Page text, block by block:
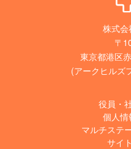
株式会
〒
東京都港区
(アークヒルズ
役員・
個人
マルチステ
サイ